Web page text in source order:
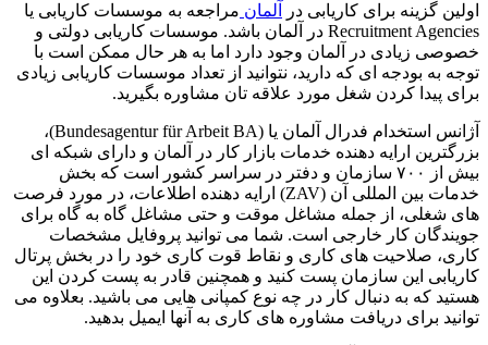
اولین گزینه برای کاریابی در آلمان مراجعه به موسسات کاریابی یا
Recruitment Agencies در آلمان باشد. موسسات کاریابی دولتی و
خصوصی زیادی در آلمان وجود دارد اما به هر حال ممکن است با
توجه به بودجه ای که دارید، نتوانید از تعداد موسسات کاریابی زیادی
برای پیدا کردن شغل مورد علاقه تان مشاوره بگیرید.
آژانس استخدام فدرال آلمان یا (Bundesagentur für Arbeit BA)،
بزرگترین ارایه دهنده خدمات بازار کار در آلمان و دارای شبکه ای
بیش از ۷۰۰ سازمان و دفتر در سراسر کشور است که بخش
خدمات بین المللی آن (ZAV) ارایه دهنده اطلاعات، در مورد فرصت
های شغلی، از جمله مشاغل موقت و حتی مشاغل گاه به گاه برای
جویندگان کار خارجی است. شما می توانید پروفایل مشخصات
کاری، صلاحیت های کاری و نقاط قوت کاری خود را در بخش پرتال
کاریابی این سازمان پست کنید و همچنین قادر به پست کردن این
هستید که به دنبال کار در چه نوع کمپانی هایی می باشید. بعلاوه می
توانید برای دریافت مشاوره های کاری به آنها ایمیل بدهید.